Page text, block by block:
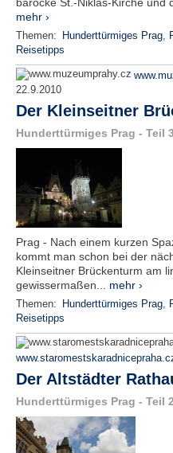
mehr ›
Themen: Hunderttürmiges Prag,
Reisetipps
22.9.2010
Der Kleinseitner
Hunderttürmiges Prag - Teil 3
Prag - Nach einem kurzen
kommt man schon bei der
Kleinseitner Brückenturm am
gewissermaßen... mehr ›
Themen: Hunderttürmiges Prag,
Reisetipps
Der Altstädter
Hunderttürmiges Prag - Teil 2